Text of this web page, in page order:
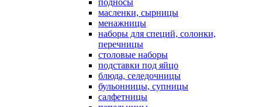
масленки, сырницы
менажницы
наборы для специй, солонки,
перечницы
столовые наборы
подставки под яйцо
блюда, селедочницы
бульонницы, супницы
салфетницы